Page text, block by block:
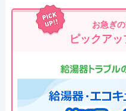
お急ぎ
ピックア